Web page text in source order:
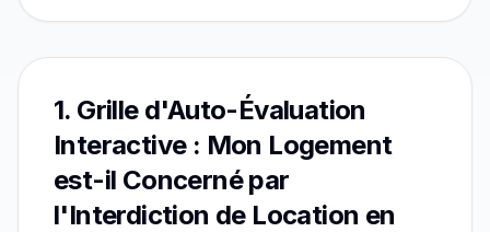
1. Grille d'Auto-Évaluation
Interactive : Mon Logement
est-il Concerné par
l'Interdiction de Location en